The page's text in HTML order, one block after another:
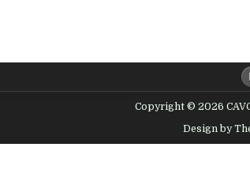
Copyright © 2026
Design by